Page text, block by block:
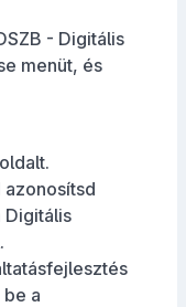
- Digitális
menüt, és
Digitális
a